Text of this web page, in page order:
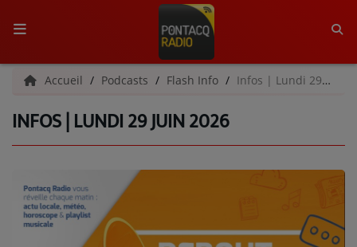
ACCUEIL
RADIO
L'ÉQUIPE
GRILLE DES PROGRAMMES
Accueil Podcasts Flash Info Infos | Lundi 29 juin 2026
INFOS | LUNDI 29 JUIN 2026